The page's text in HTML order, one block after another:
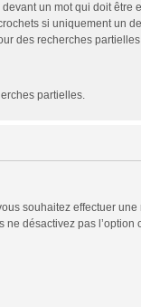
devant un mot qui doit être
si uniquement un
des recherches
partielles.
souhaitez effectuer une
ne désactivez pas l’option